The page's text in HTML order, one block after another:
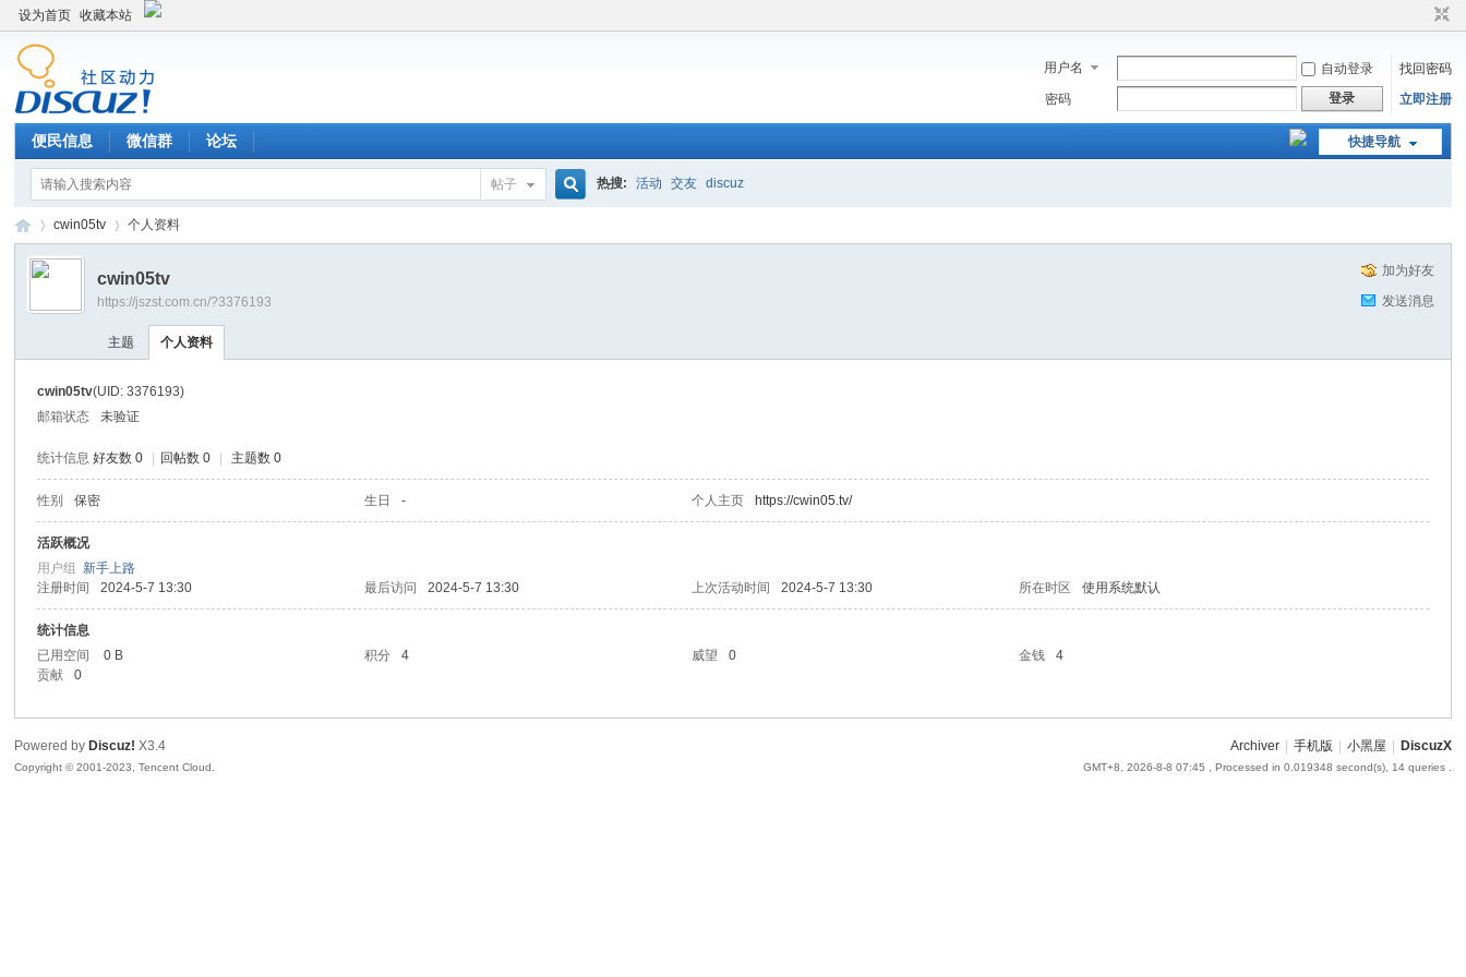
设为首页 收藏本站
用户名 自动登录
找回密码
密码
登录 立即注册
快捷导航
便民信息 微信群 论坛
帖子 热搜: 活动 交友 discuz
uz!
›
cwin05tv 个人资料
加为好友
发送消息
cwin05tv
https://jszst.com.cn/?3376193
主题 个人资料
cwin05tv(UID: 3376193)
邮箱状态
未验证
统计信息 好友数 0 回帖数 0 主题数 0
性别 保密 生日 - 个人主页 https://cwin05.tv/
活跃概况
用户组新手上路
注册时间
2024-5-7 13:30 最后访问 2024-5-7 13:30 上次活动时间 2024-5-7 13:30 所在时区 使用系统默认
统计信息
已用空间
0 B 积分 4 威望 0 金钱
4
贡献
0
Archiver 手机版 小黑屋 DiscuzX
GMT+8, 2026-8-8 07:45 , Processed in 0.019348 second(s), 14 queries .
Powered by Discuz! X3.4
Copyright © 2001-2023, Tencent Cloud.